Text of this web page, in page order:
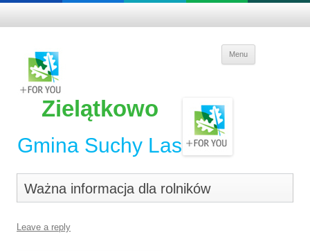
Zielątkowo
Gmina Suchy Las
Menu
Ważna informacja dla rolników
Leave a reply